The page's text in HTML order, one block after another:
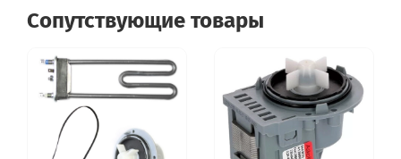
Сопутствующие товары